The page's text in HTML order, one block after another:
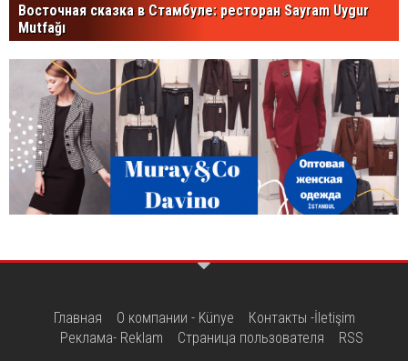
Восточная сказка в Стамбуле: ресторан Sayram Uygur
Mutfağı
Главная О компании - Künye
Контакты -İletişim
Реклама- Reklam
Страница пользователя RSS